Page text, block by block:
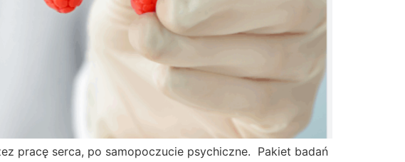
pracę serca, po samopoczucie psychiczne. Pakiet badań